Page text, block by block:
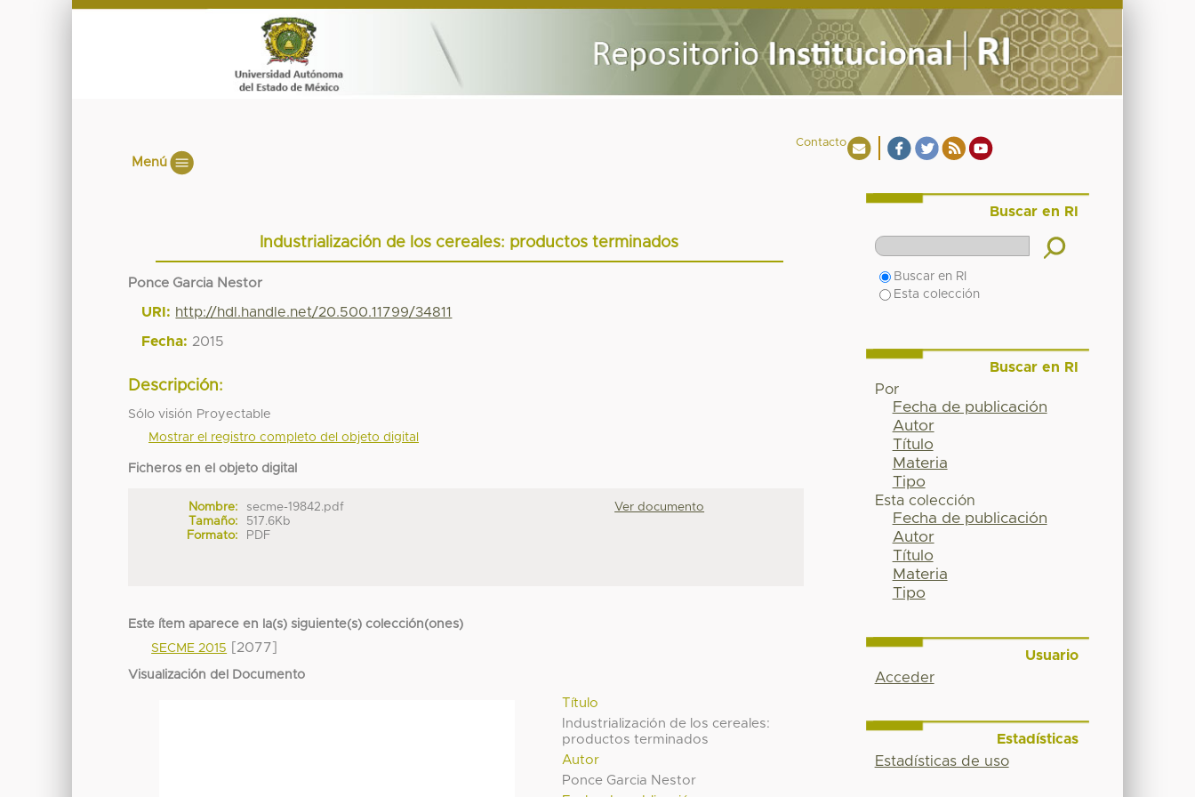
Contacto
Menú
Industrialización de los cereales: productos terminados
Ponce Garcia Nestor
URI: http://hdl.handle.net/20.500.11799/34811
Fecha: 2015
Descripción:
Sólo visión Proyectable
Mostrar el registro completo del objeto digital
Ficheros en el objeto digital
Nombre:
secme-19842.pdf
Tamaño:
517.6Kb
Formato:
PDF
Ver documento
Este ítem aparece en la(s) siguiente(s) colección(ones)
SECME 2015
[2077]
Visualización del Documento
Título
Industrialización de los cereales:
productos terminados
Autor
Ponce Garcia Nestor
Buscar en RI
Buscar en RI
Esta colección
Buscar en RI
Por
Fecha de publicación
Autor
Título
Materia
Tipo
Esta colección
Fecha de publicación
Autor
Título
Materia
Tipo
Usuario
Acceder
Estadísticas
Estadísticas de uso